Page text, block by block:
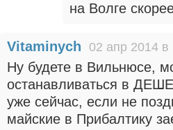
на Волге
Vitaminych 02 апр 2014 в
Ну будете в Вильнюсе,
останавливаться в
уже сейчас, если не
майские в Прибалтику